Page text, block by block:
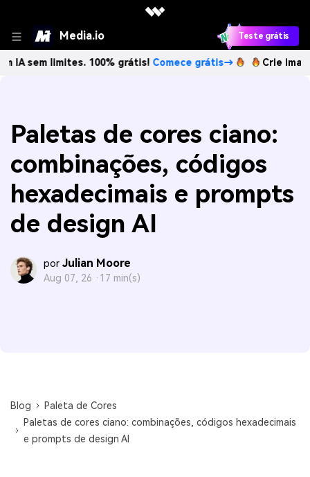
Media.io Teste grátis
limites. 100% grátis!Comece grátis→ Crie imagens com
Paletas de cores ciano:
combinações, códigos
hexadecimais e prompts
de design AI
por Julian Moore
Aug 07, 26 · 17 min(s)
Blog
Paleta de Cores
Paletas de cores ciano: combinações, códigos hexadecimais
e prompts de design AI